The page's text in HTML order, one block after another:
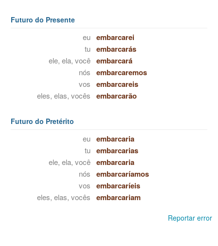
Futuro do Presente
eu embarcarei
tu embarcarás
ele, ela, você embarcará
nós embarcaremos
vos embarcareis
eles, elas, vocês embarcarão
Futuro do Pretérito
eu embarcaria
tu embarcarias
ele, ela, você embarcaria
nós embarcaríamos
vos embarcaríeis
eles, elas, vocês embarcariam
Reportar error